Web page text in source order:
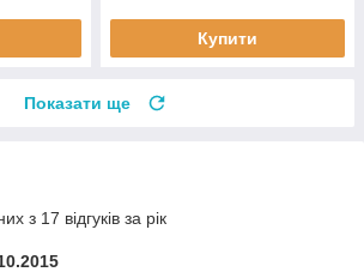
Купити
Показати ще
з 17 відгуків за рік